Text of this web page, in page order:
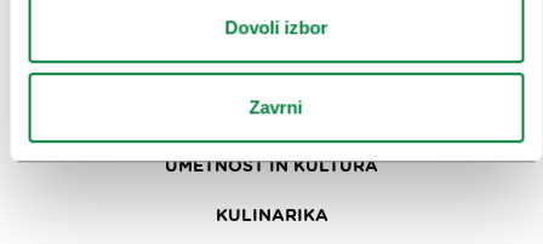
Dovoli izbor
Zavrni
OBISKOVALCI
OGLEDI IN IZLETI
ZNAMENITOSTI IN AKTIVNOSTI
UMETNOST IN KULTURA
KULINARIKA